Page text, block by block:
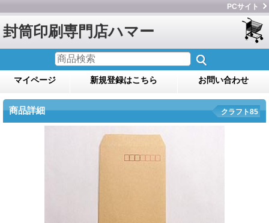
PCサイト
封筒印刷専門店ハマー
マイページ 新規登録はこちら お問い合わせ
商品詳細 クラフト85